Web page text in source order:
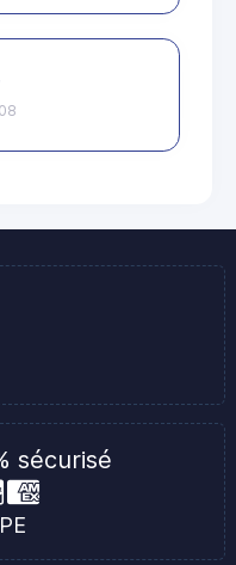
sécurisé